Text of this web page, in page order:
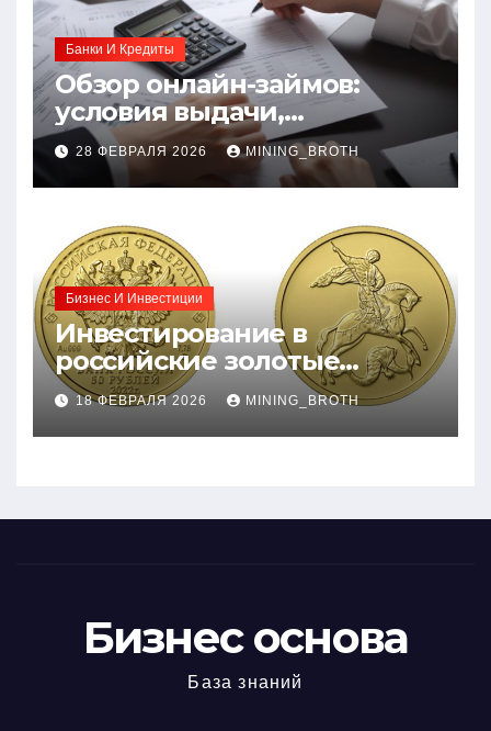
Банки И Кредиты
Обзор онлайн-займов:
условия выдачи,
процентные ставки и
требования к заемщикам
28 ФЕВРАЛЯ 2026 MINING_BROTH
Бизнес И Инвестиции
Инвестирование в
российские золотые
монеты: подробное
руководство
18 ФЕВРАЛЯ 2026 MINING_BROTH
Бизнес основа
База знаний